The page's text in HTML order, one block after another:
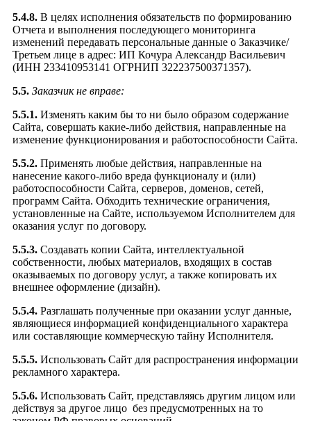
5.4.8. В целях исполнения обязательств по формированию
Отчета и выполнения последующего мониторинга
изменений передавать персональные данные о Заказчике/
Третьем лице в адрес: ИП Кочура Александр Васильевич
(ИНН 233410953141 ОГРНИП 322237500371357).
5.5. Заказчик не вправе:
5.5.1. Изменять каким бы то ни было образом содержание
Сайта, совершать какие-либо действия, направленные на
изменение функционирования и работоспособности Сайта.
5.5.2. Применять любые действия, направленные на
нанесение какого-либо вреда функционалу и (или)
работоспособности Сайта, серверов, доменов, сетей,
программ Сайта. Обходить технические ограничения,
установленные на Сайте, используемом Исполнителем для
оказания услуг по договору.
5.5.3. Создавать копии Сайта, интеллектуальной
собственности, любых материалов, входящих в состав
оказываемых по договору услуг, а также копировать их
внешнее оформление (дизайн).
5.5.4. Разглашать полученные при оказании услуг данные,
являющиеся информацией конфиденциального характера
или составляющие коммерческую тайну Исполнителя.
5.5.5. Использовать Сайт для распространения информации
рекламного характера.
5.5.6. Использовать Сайт, представляясь другим лицом или
действуя за другое лицо без предусмотренных на то